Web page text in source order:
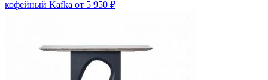
кофейный Kafka от 5 950 ₽